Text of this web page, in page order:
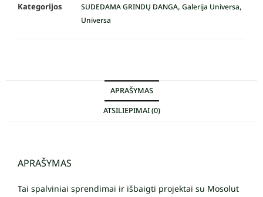
Kategorijos SUDEDAMA GRINDŲ DANGA, Galerija Universa,
Universa
APRAŠYMAS
ATSILIEPIMAI (0)
APRAŠYMAS
Tai spalviniai sprendimai ir išbaigti projektai su Mosolut